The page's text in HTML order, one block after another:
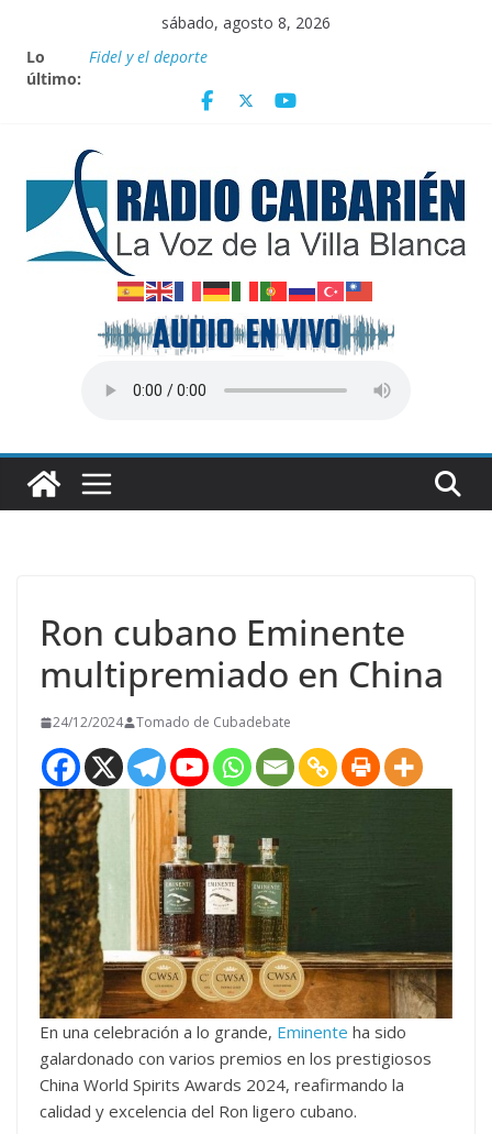
contenido
sábado, agosto 8, 2026
Lo
último:
Fidel y el deporte
Vanguardia por 3 años consecutivos
renovables en Cuba
Nota oficial del Gobierno Provincial de Villa Clara
Ron cubano Eminente
multipremiado en China
24/12/2024 Tomado de Cubadebate
En una celebración a lo grande, Eminente ha sido
galardonado con varios premios en los prestigiosos
China World Spirits Awards 2024, reafirmando la
calidad y excelencia del Ron ligero cubano.